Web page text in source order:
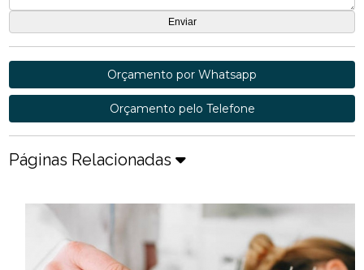
Orçamento por Whatsapp
Orçamento pelo Telefone
Páginas Relacionadas